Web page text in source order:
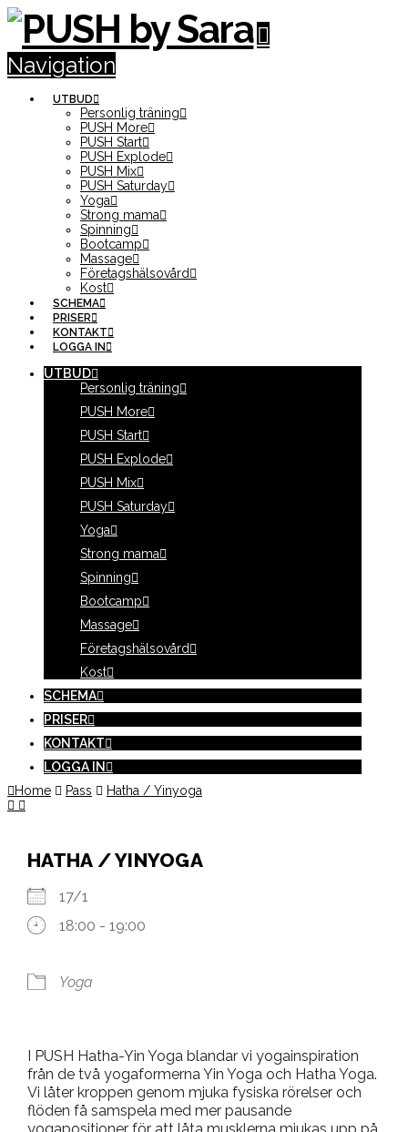
Navigation
UTBUD
Personlig träning
PUSH More
PUSH Start
PUSH Explode
PUSH Mix
PUSH Saturday
Yoga
Strong mama
Spinning
Bootcamp
Massage
Företagshälsovård
Kost
SCHEMA
PRISER
KONTAKT
LOGGA IN
UTBUD
Personlig träning
PUSH More
PUSH Start
PUSH Explode
PUSH Mix
PUSH Saturday
Yoga
Strong mama
Spinning
Bootcamp
Massage
Företagshälsovård
Kost
SCHEMA
PRISER
KONTAKT
LOGGA IN
Home
Pass Hatha / Yinyoga
HATHA / YINYOGA
17/1
18:00 - 19:00
Yoga
I PUSH Hatha-Yin Yoga blandar vi yogainspiration
från de två yogaformerna Yin Yoga och Hatha Yoga.
Vi låter kroppen genom mjuka fysiska rörelser och
flöden få samspela med mer pausande